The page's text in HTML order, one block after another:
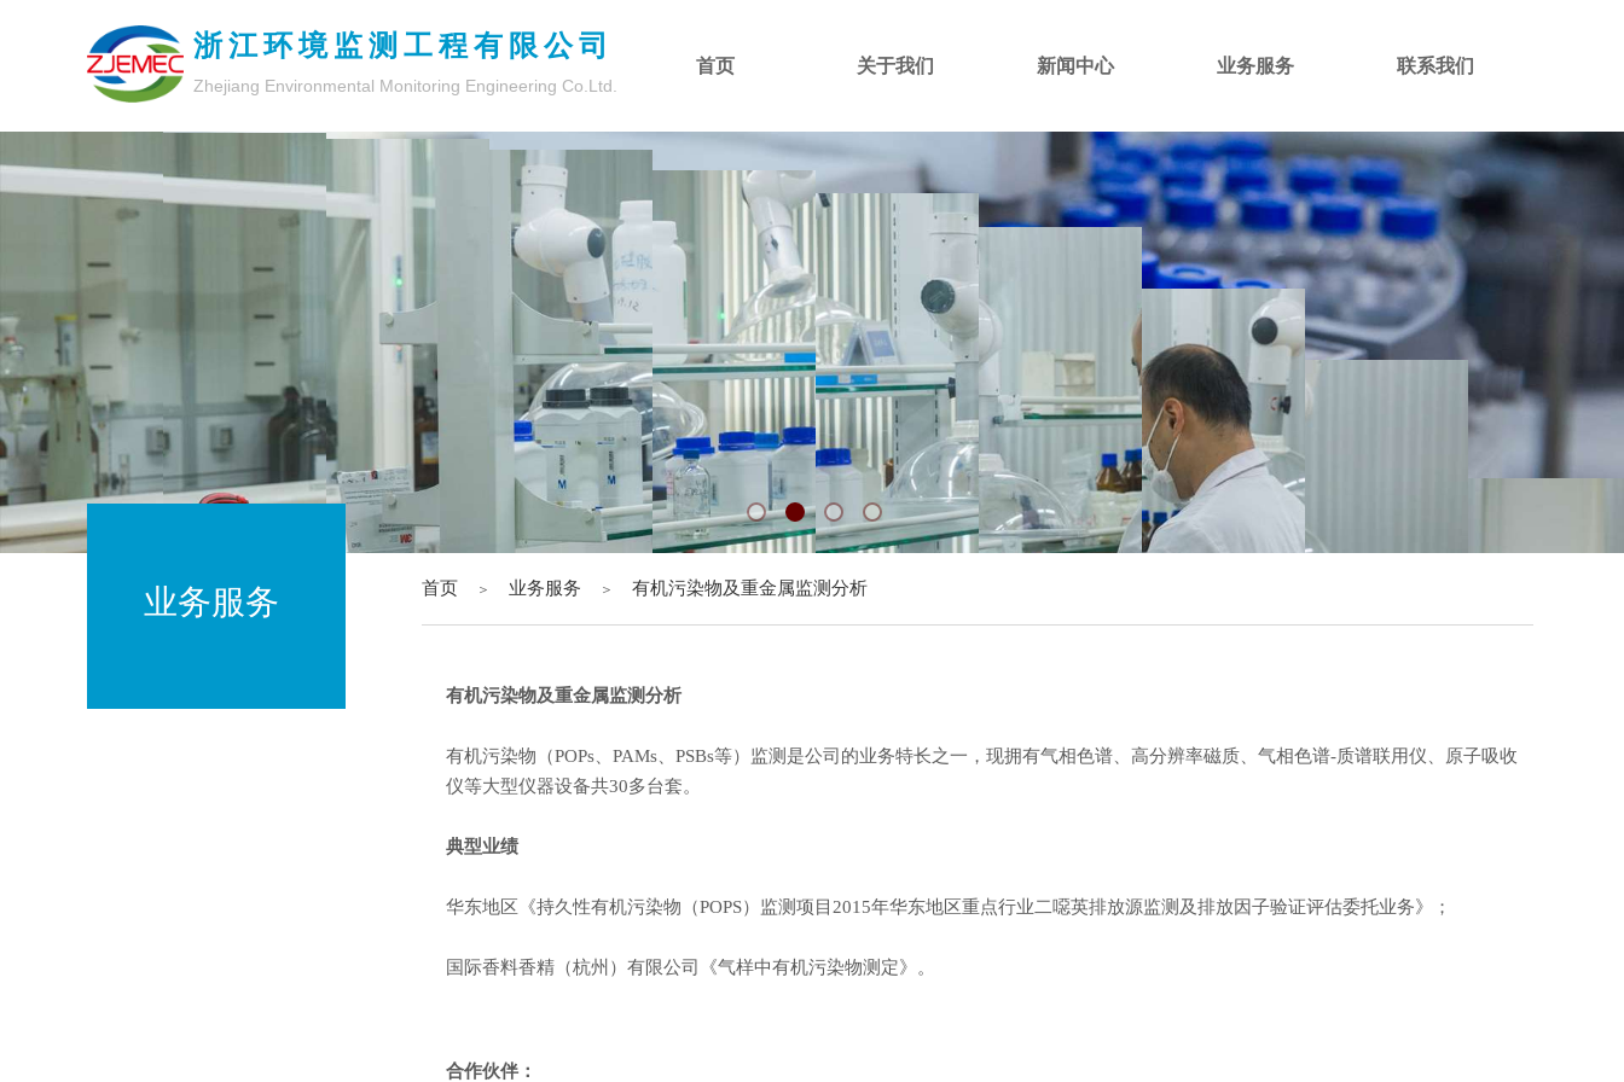
首页 关于我们 新闻中心 业务服务 联系我们
浙江环境监测工程有限公司
Zhejiang Environmental Monitoring Engineering Co.Ltd.
业务服务 首页 ＞ 业务服务 ＞ 有机污染物及重金属监测分析
有机污染物及重金属监测分析
有机污染物（POPs、PAMs、PSBs等）监测是公司的业务特长之一，现拥有气相色谱、高分辨率磁质、气相色谱-质谱联用仪、原子吸收
仪等大型仪器设备共30多台套。
典型业绩
华东地区《持久性有机污染物（POPS）监测项目2015年华东地区重点行业二噁英排放源监测及排放因子验证评估委托业务》；
国际香料香精（杭州）有限公司《气样中有机污染物测定》。
合作伙伴：